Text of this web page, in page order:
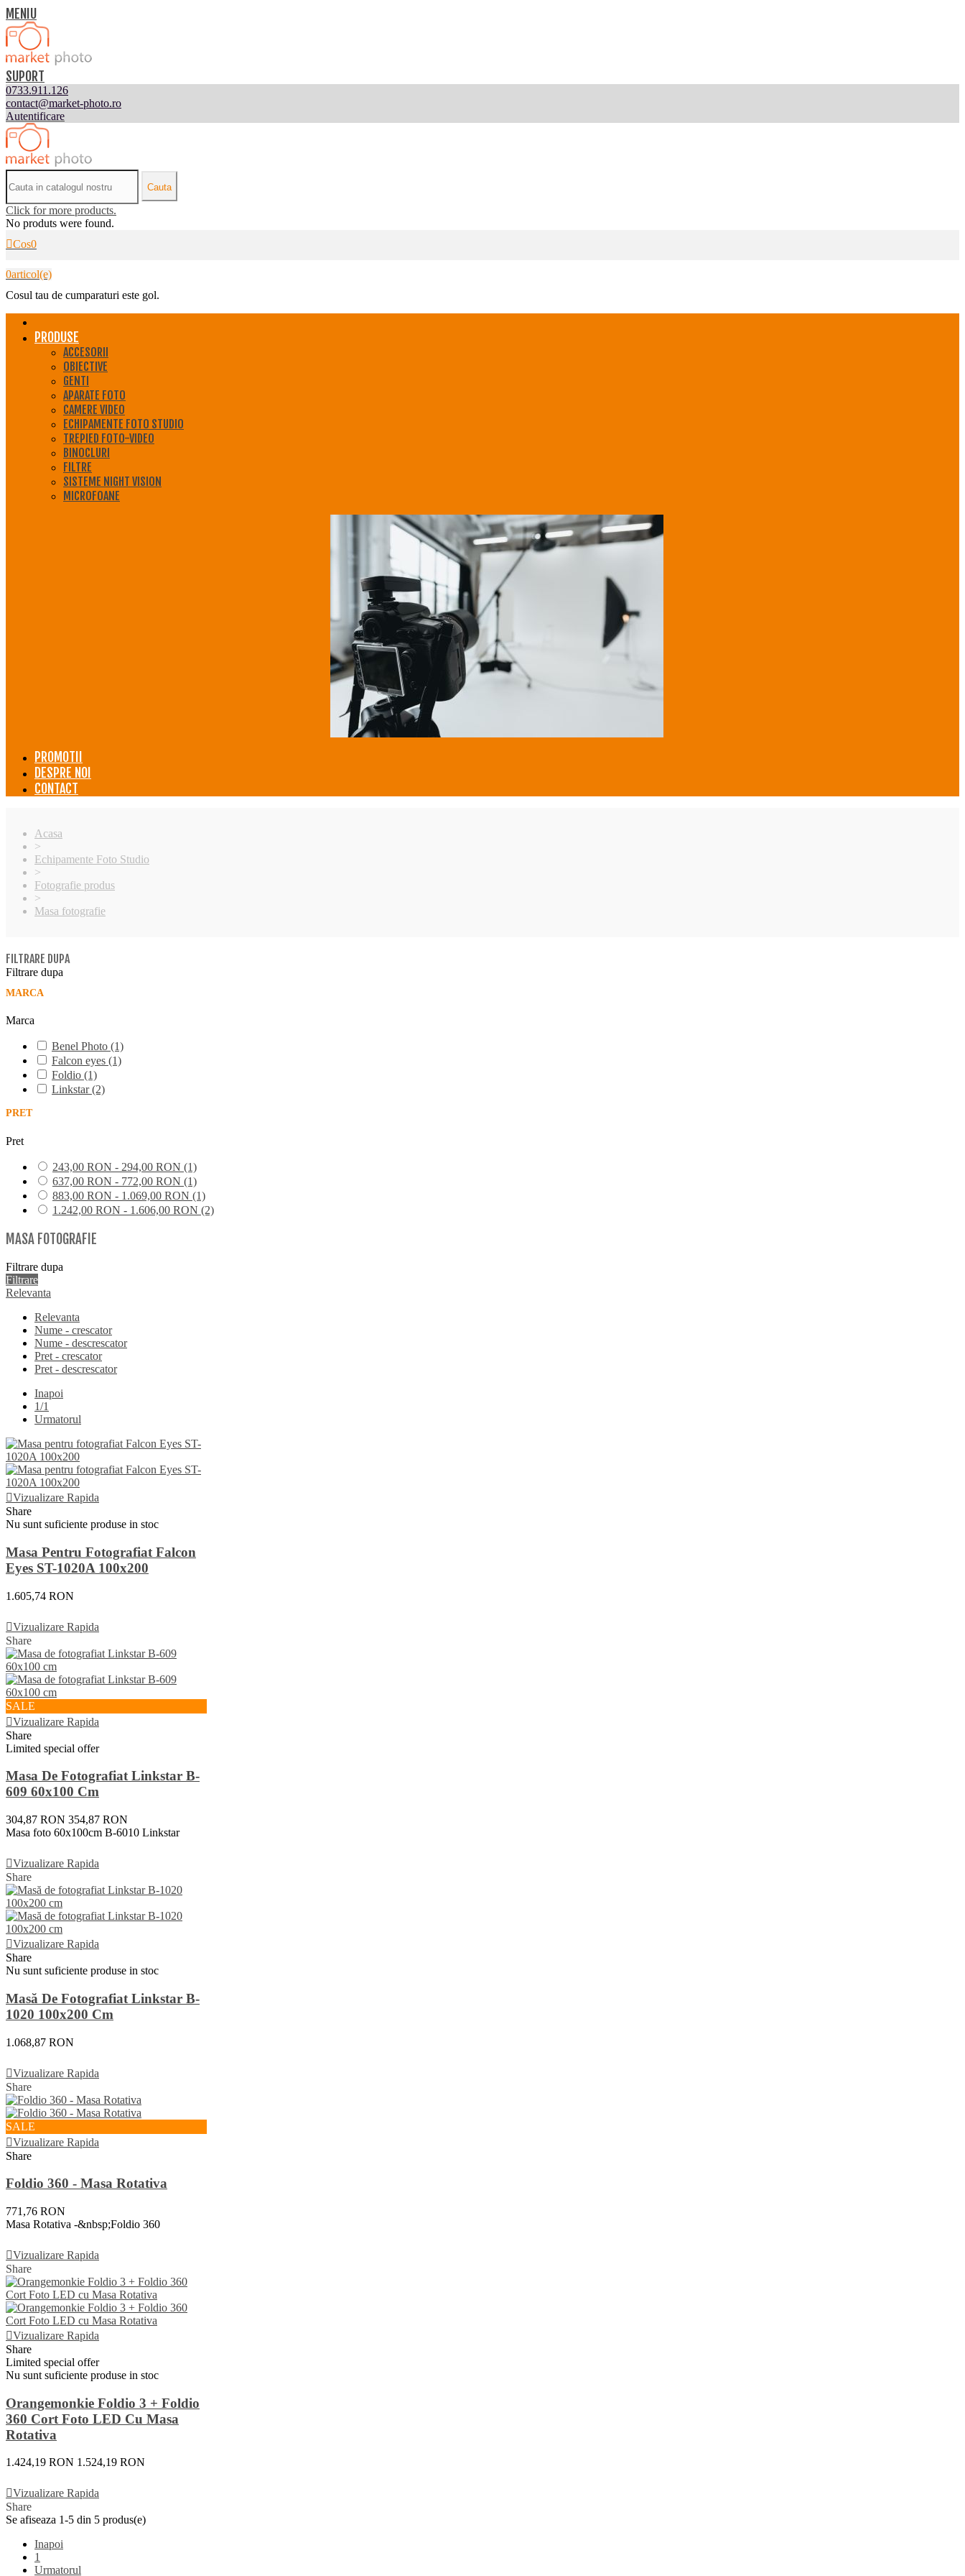
MENIU
SUPORT
0733.911.126
contact@market-photo.ro
Autentificare
Cauta
Click for more products.
No produts were found.
Cos0
0articol(e)
Cosul tau de cumparaturi este gol.
PRODUSE
ACCESORII
OBIECTIVE
GENTI
APARATE FOTO
CAMERE VIDEO
ECHIPAMENTE FOTO STUDIO
TREPIED FOTO-VIDEO
BINOCLURI
FILTRE
SISTEME NIGHT VISION
MICROFOANE
PROMOTII
DESPRE NOI
CONTACT
Acasa
>
Echipamente Foto Studio
>
Fotografie produs
>
Masa fotografie
FILTRARE DUPA
Filtrare dupa
MARCA
Marca
Benel Photo (1)
Falcon eyes (1)
Foldio (1)
Linkstar(2)
PRET
Pret
243,00 RON - 294,00 RON (1)
637,00 RON - 772,00 RON (1)
883,00 RON - 1.069,00 RON (1)
1.242,00 RON - 1.606,00 RON (2)
MASA FOTOGRAFIE
Filtrare dupa
Filtrare
Relevanta
Relevanta
Nume - crescator
Nume - descrescator
Pret - crescator
Pret - descrescator
Inapoi
1/1
Urmatorul
Vizualizare Rapida
Share
Nu sunt suficiente produse in stoc
Masa Pentru Fotografiat Falcon
Eyes ST-1020A 100x200
1.605,74 RON
Vizualizare Rapida
Share
SALE
Vizualizare Rapida
Share
Limited special offer
Masa De Fotografiat Linkstar B-
609 60x100 Cm
304,87 RON 354,87 RON
Masa foto 60x100cm B-6010 Linkstar
Vizualizare Rapida
Share
Vizualizare Rapida
Share
Nu sunt suficiente produse in stoc
Masă De Fotografiat Linkstar B-
1020 100x200 Cm
1.068,87 RON
Vizualizare Rapida
Share
SALE
Vizualizare Rapida
Share
Foldio 360 - Masa Rotativa
771,76 RON
Masa Rotativa -&nbsp;Foldio 360
Vizualizare Rapida
Share
Vizualizare Rapida
Share
Limited special offer
Nu sunt suficiente produse in stoc
Orangemonkie Foldio 3 + Foldio
360 Cort Foto LED Cu Masa
Rotativa
1.424,19 RON 1.524,19 RON
Vizualizare Rapida
Share
Se afiseaza 1-5 din 5 produs(e)
Inapoi
1
Urmatorul